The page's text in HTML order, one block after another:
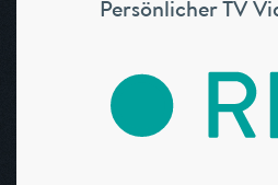
Persönlicher TV